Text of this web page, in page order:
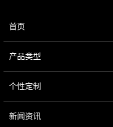
敞。检修过程安全、方便。
首页
产品类型
个性定制
新闻资讯